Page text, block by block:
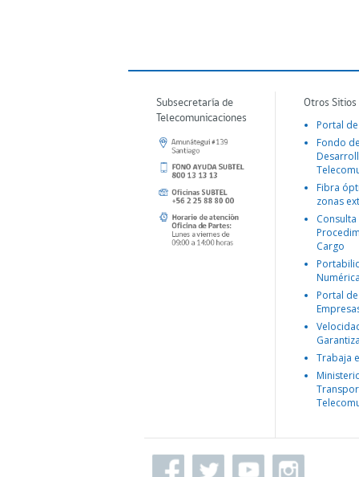
Subsecretaría de
Telecomunicaciones
Otros
Portal
Fondo
Fibra
zonas
Consulta
Cargo
Portal
Trabaja